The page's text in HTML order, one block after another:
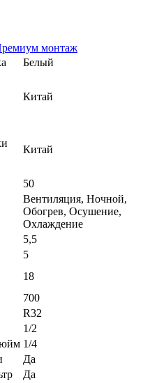
монтаж
Белый
Китай
Китай
50
Вентиляция, Ночной,
Обогрев, Осушение,
Охлаждение
5,5
5
18
700
R32
1/2
1/4
Да
Да